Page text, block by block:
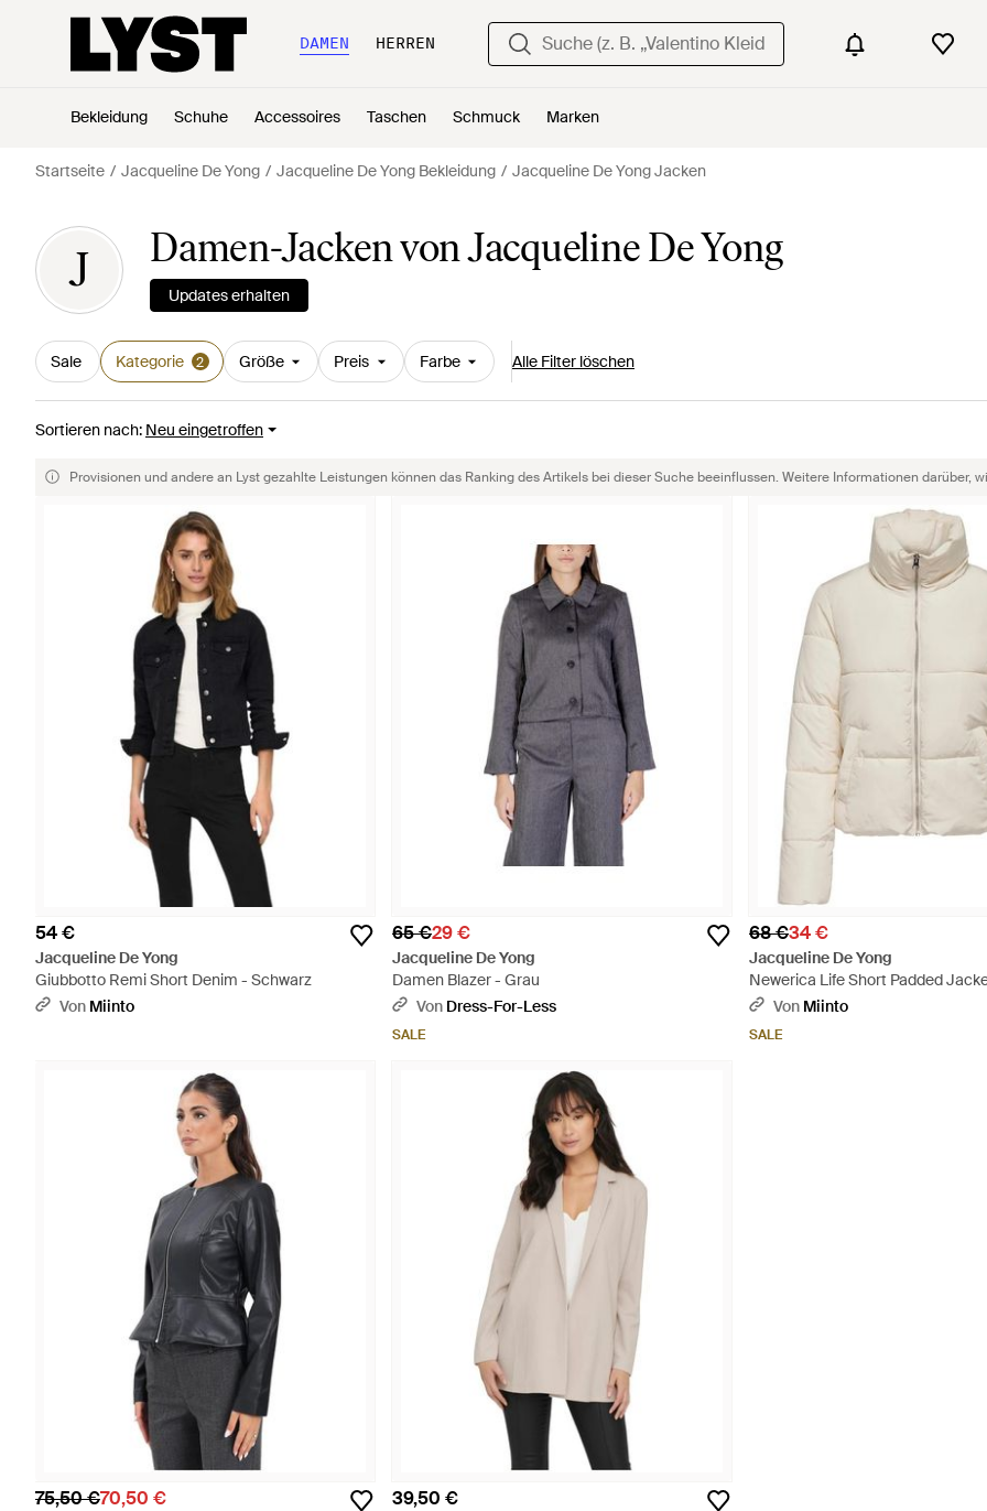
DAMEN HERREN
Bekleidung Schuhe Accessoires Taschen Schmuck Marken
Startseite Jacqueline De Yong Jacqueline De Yong Bekleidung Jacqueline De Yong Jacken
J Damen-Jacken von Jacqueline De Yong
Updates erhalten
Sale Kategorie 2 Größe Preis Farbe Alle Filter löschen
Sortieren nach: Neu eingetroffen
Provisionen und andere an Lyst gezahlte Leistungen können das Ranking des Artikels bei dieser Suche beeinflussen. Weitere Informationen darüber,
54 €
Jacqueline De Yong
Giubbotto Remi Short Denim - Schwarz
Von Miinto
65 €29 €
Jacqueline De Yong
Damen Blazer - Grau
Von Dress-For-Less
SALE
68 €34 €
Jacqueline De Yong
Newerica Life Short Padded
Von Miinto
SALE
75,50 €70,50 € 39,50 €